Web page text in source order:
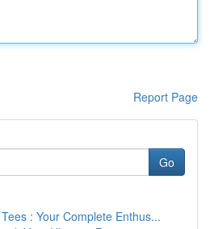
Report Page
Go
: Your Complete Enthus...